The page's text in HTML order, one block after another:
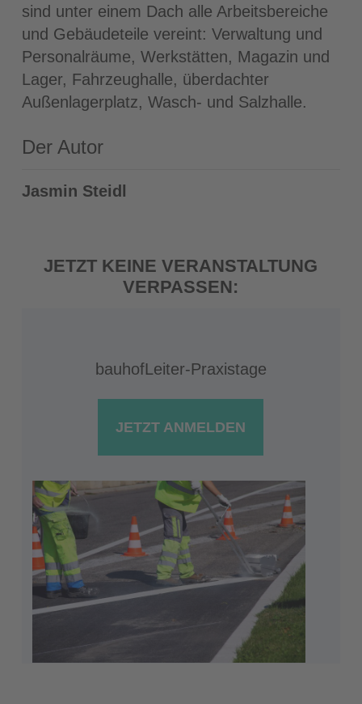
sind unter einem Dach alle Arbeitsbereiche
und Gebäudeteile vereint: Verwaltung und
Personalräume, Werkstätten, Magazin und
Lager, Fahrzeughalle, überdachter
Außenlagerplatz, Wasch- und Salzhalle.
Der Autor
Jasmin Steidl
JETZT KEINE VERANSTALTUNG
VERPASSEN:
bauhofLeiter-Praxistage
JETZT ANMELDEN